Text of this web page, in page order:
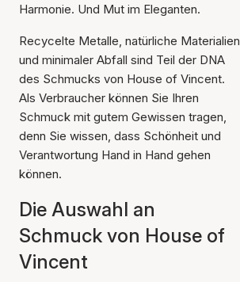
Harmonie. Und Mut im Eleganten.
Recycelte Metalle, natürliche Materialien
und minimaler Abfall sind Teil der DNA
des Schmucks von House of Vincent.
Als Verbraucher können Sie Ihren
Schmuck mit gutem Gewissen tragen,
denn Sie wissen, dass Schönheit und
Verantwortung Hand in Hand gehen
können.
Die Auswahl an
Schmuck von House of
Vincent